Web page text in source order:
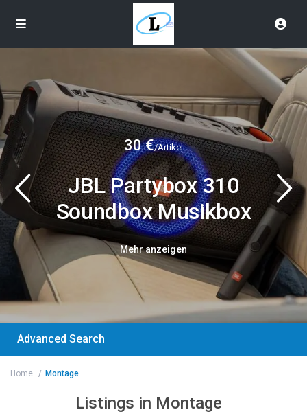
30 €/Artikel
JBL Partybox 310
Soundbox Musikbox
Mehr anzeigen
Advanced Search
Home Montage
Listings in Montage